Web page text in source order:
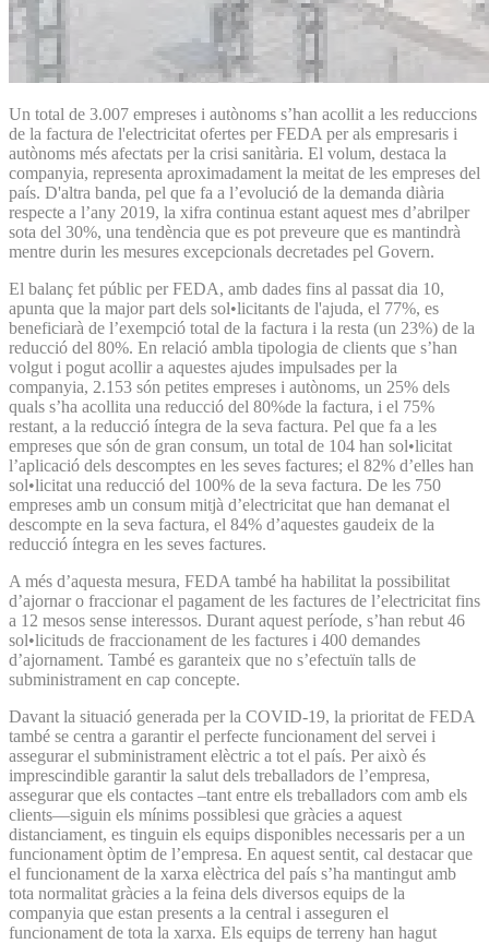
Un total de 3.007 empreses i autònoms s’han acollit a les reduccions
de la factura de l'electricitat ofertes per FEDA per als empresaris i
autònoms més afectats per la crisi sanitària. El volum, destaca la
companyia, representa aproximadament la meitat de les empreses del
país. D'altra banda, pel que fa a l’evolució de la demanda diària
respecte a l’any 2019, la xifra continua estant aquest mes d’abrilper
sota del 30%, una tendència que es pot preveure que es mantindrà
mentre durin les mesures excepcionals decretades pel Govern.
El balanç fet públic per FEDA, amb dades fins al passat dia 10,
apunta que la major part dels sol•licitants de l'ajuda, el 77%, es
beneficiarà de l’exempció total de la factura i la resta (un 23%) de la
reducció del 80%. En relació ambla tipologia de clients que s’han
volgut i pogut acollir a aquestes ajudes impulsades per la
companyia, 2.153 són petites empreses i autònoms, un 25% dels
quals s’ha acollita una reducció del 80%de la factura, i el 75%
restant, a la reducció íntegra de la seva factura. Pel que fa a les
empreses que són de gran consum, un total de 104 han sol•licitat
l’aplicació dels descomptes en les seves factures; el 82% d’elles han
sol•licitat una reducció del 100% de la seva factura. De les 750
empreses amb un consum mitjà d’electricitat que han demanat el
descompte en la seva factura, el 84% d’aquestes gaudeix de la
reducció íntegra en les seves factures.
A més d’aquesta mesura, FEDA també ha habilitat la possibilitat
d’ajornar o fraccionar el pagament de les factures de l’electricitat fins
a 12 mesos sense interessos. Durant aquest període, s’han rebut 46
sol•licituds de fraccionament de les factures i 400 demandes
d’ajornament. També es garanteix que no s’efectuïn talls de
subministrament en cap concepte.
Davant la situació generada per la COVID-19, la prioritat de FEDA
també se centra a garantir el perfecte funcionament del servei i
assegurar el subministrament elèctric a tot el país. Per això és
imprescindible garantir la salut dels treballadors de l’empresa,
assegurar que els contactes –tant entre els treballadors com amb els
clients—siguin els mínims possiblesi que gràcies a aquest
distanciament, es tinguin els equips disponibles necessaris per a un
funcionament òptim de l’empresa. En aquest sentit, cal destacar que
el funcionament de la xarxa elèctrica del país s’ha mantingut amb
tota normalitat gràcies a la feina dels diversos equips de la
companyia que estan presents a la central i asseguren el
funcionament de tota la xarxa. Els equips de terreny han hagut